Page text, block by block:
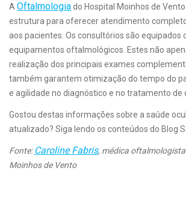
A Oftalmologiado Hospital Moinhos de
estrutura para oferecer atendimento
aos pacientes. Os consultórios são equipados
equipamentos oftalmológicos. Estes não
realização dos principais exames
também garantem otimização do tempo do
e agilidade no diagnóstico e no tratamento de
Gostou destas informações sobre a saúde
atualizado? Siga lendo os conteúdos do Blog
Fonte: Caroline Fabris, médica
Moinhos de Vento